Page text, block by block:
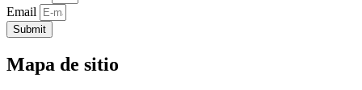
Email
Submit
Mapa de sitio